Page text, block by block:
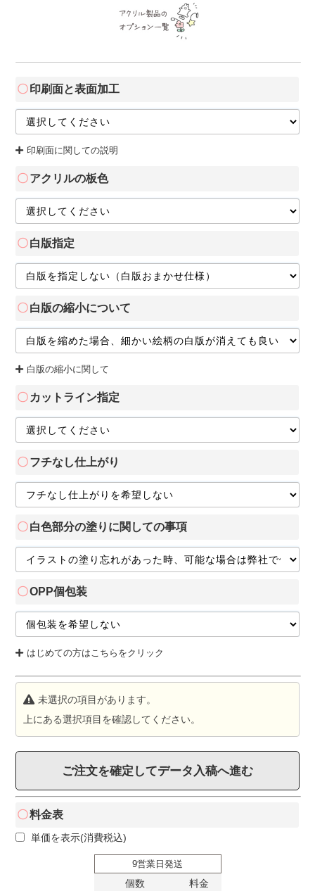
印刷面と表面加工
印刷面に関しての説明
アクリルの板色
白版指定
白版の縮小について
白版の縮小に関して
カットライン指定
フチなし仕上がり
白色部分の塗りに関しての事項
OPP個包装
はじめての方はこちらをクリック
未選択の項目があります。
上にある選択項目を確認してください。
ご注文を確定してデータ入稿へ進む
料金表
単価を表示(消費税込)
9営業日発送
個数 料金